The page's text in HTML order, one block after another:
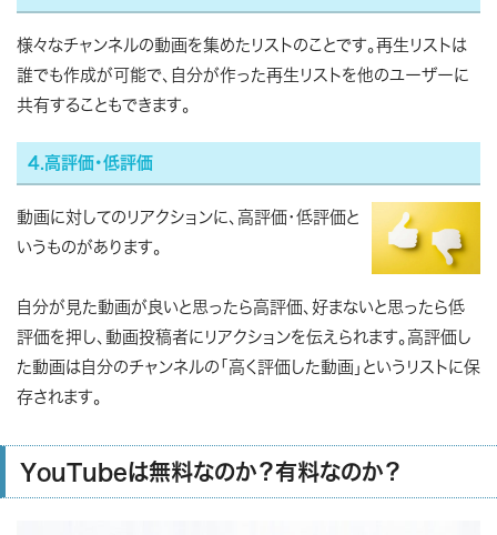
様々なチャンネルの動画を集めたリストのことです。再生リストは
誰でも作成が可能で、自分が作った再生リストを他のユーザーに
共有することもできます。
4.高評価・低評価
動画に対してのリアクションに、高評価・低評価と
いうものがあります。
自分が見た動画が良いと思ったら高評価、好まないと思ったら低
評価を押し、動画投稿者にリアクションを伝えられます。高評価し
た動画は自分のチャンネルの「高く評価した動画」というリストに保
存されます。
YouTubeは無料なのか？有料なのか？